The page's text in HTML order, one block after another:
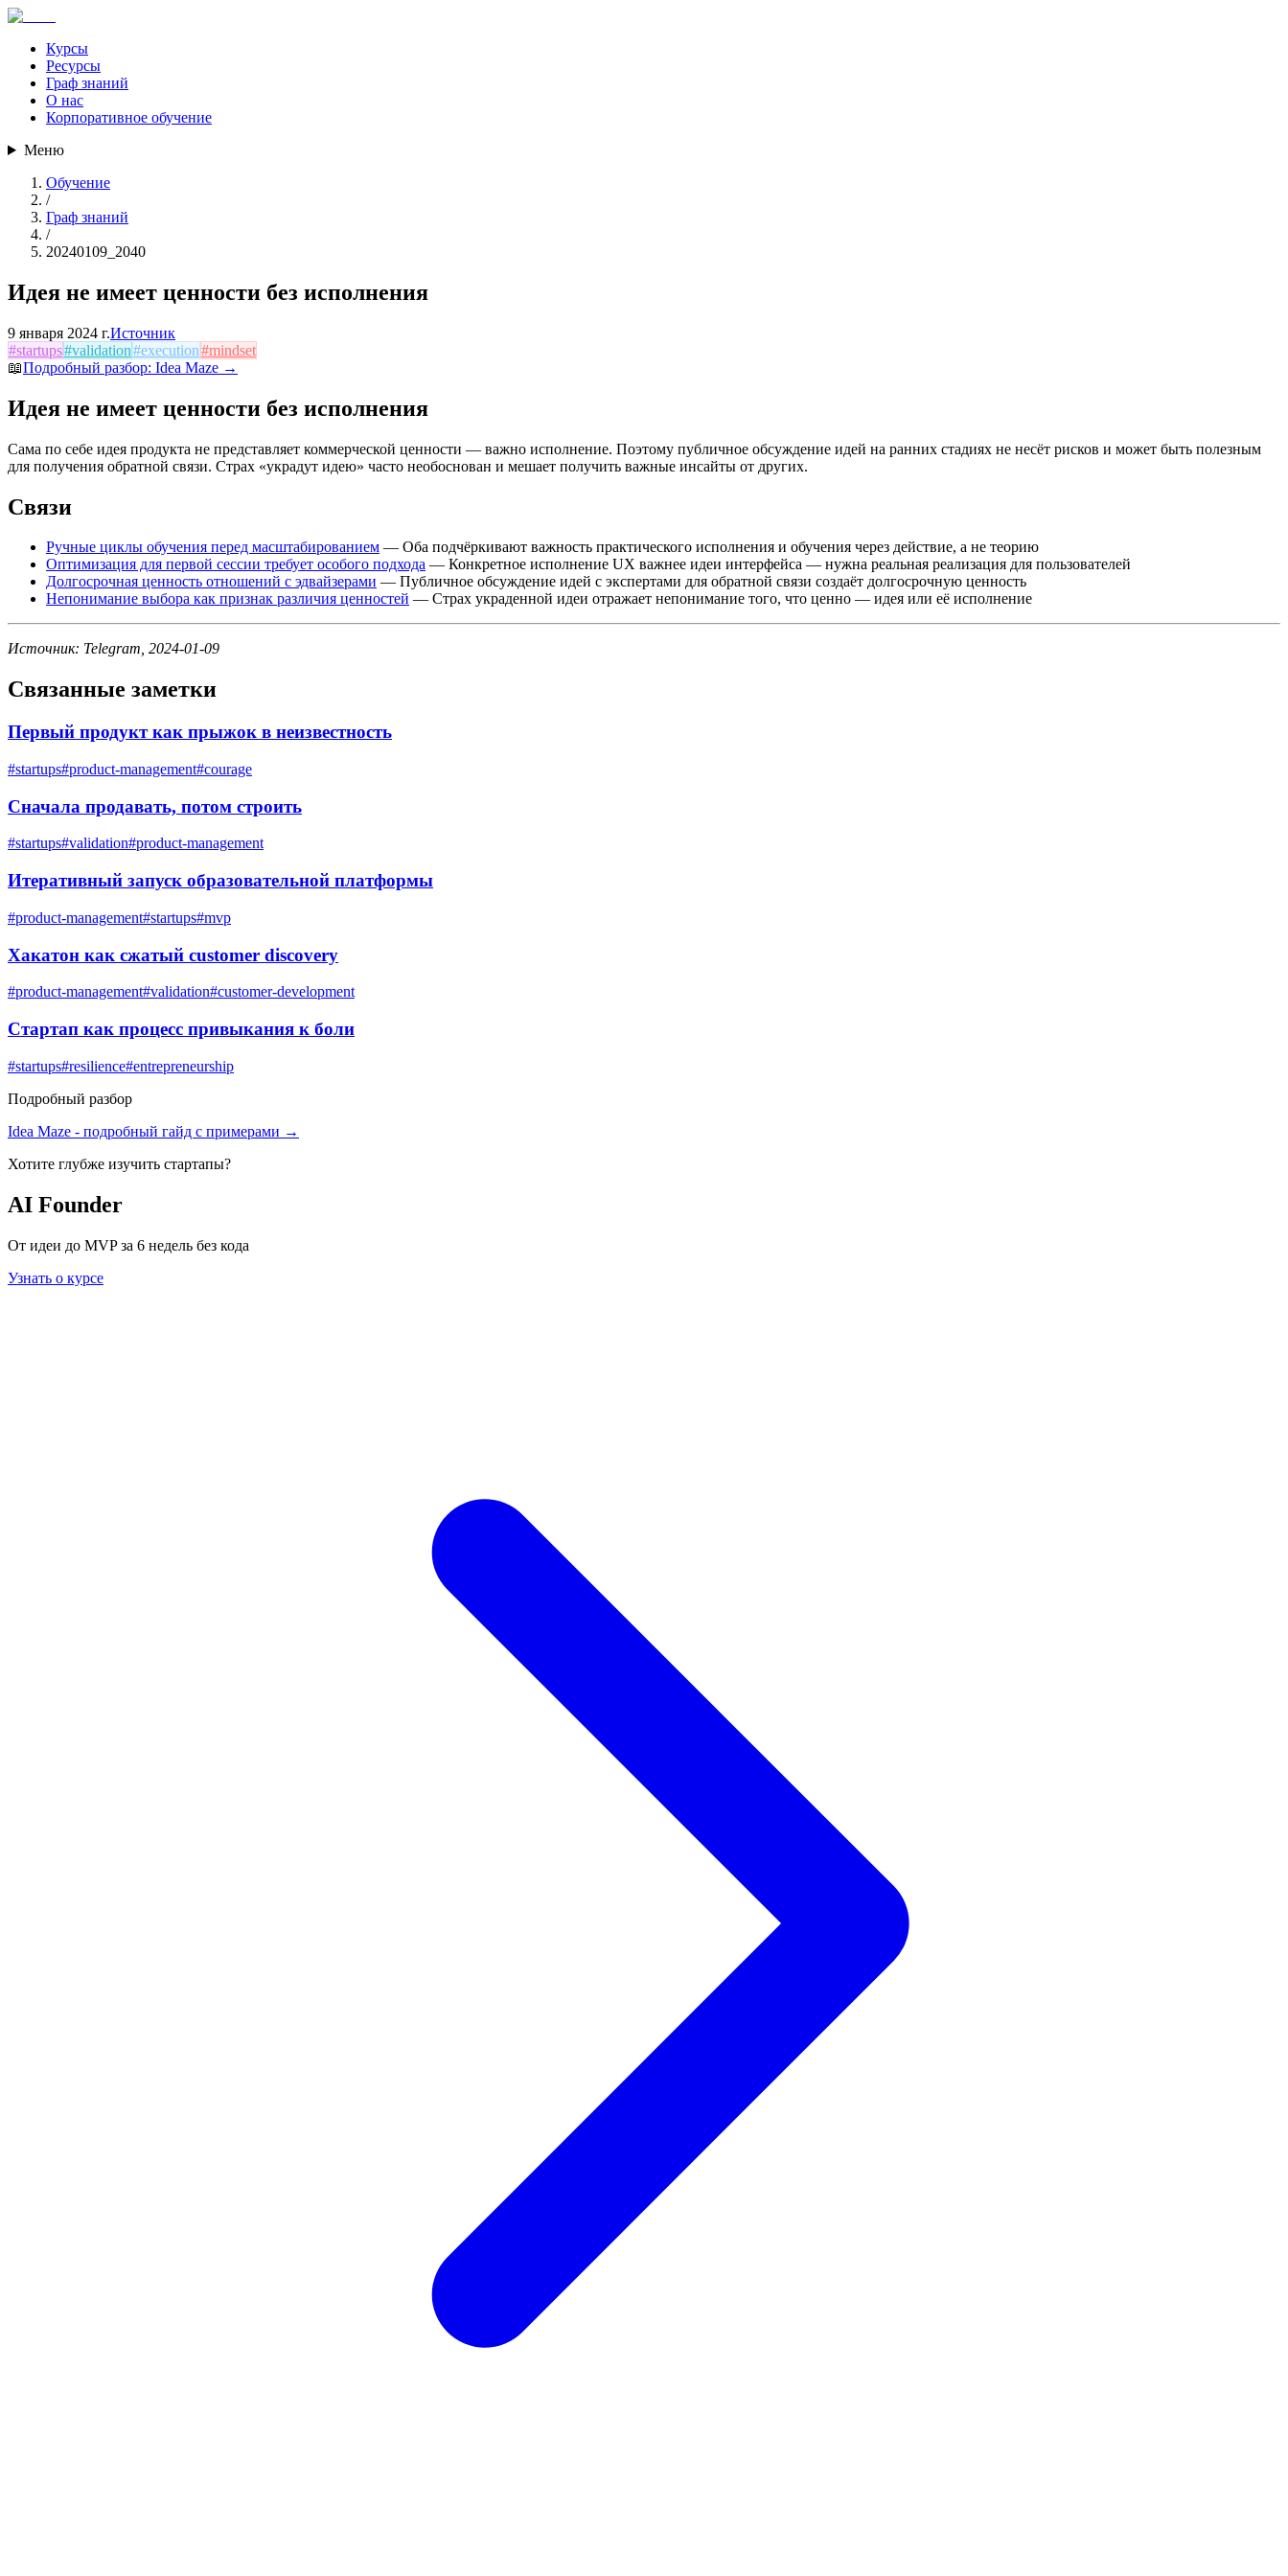
Курсы
Ресурсы
Граф знаний
О нас
Корпоративное обучение
Меню
Обучение
/
Граф знаний
/
20240109_2040
Идея не имеет ценности без исполнения
9 января 2024 г.Источник
#startups#validation#execution#mindset
📖Подробный разбор: Idea Maze →
Идея не имеет ценности без исполнения
Сама по себе идея продукта не представляет коммерческой ценности — важно исполнение. Поэтому публичное обсуждение идей на ранних стадиях не несёт рисков и может быть полезным
для получения обратной связи. Страх «украдут идею» часто необоснован и мешает получить важные инсайты от других.
Связи
Ручные циклы обучения перед масштабированием — Оба подчёркивают важность практического исполнения и обучения через действие, а не теорию
Оптимизация для первой сессии требует особого подхода — Конкретное исполнение UX важнее идеи интерфейса — нужна реальная реализация для пользователей
Долгосрочная ценность отношений с эдвайзерами — Публичное обсуждение идей с экспертами для обратной связи создаёт долгосрочную ценность
Непонимание выбора как признак различия ценностей — Страх украденной идеи отражает непонимание того, что ценно — идея или её исполнение
Источник: Telegram, 2024-01-09
Связанные заметки
Первый продукт как прыжок в неизвестность
#startups#product-management#courage
Сначала продавать, потом строить
#startups#validation#product-management
Итеративный запуск образовательной платформы
#product-management#startups#mvp
Хакатон как сжатый customer discovery
#product-management#validation#customer-development
Стартап как процесс привыкания к боли
#startups#resilience#entrepreneurship
Подробный разбор
Idea Maze - подробный гайд с примерами →
Хотите глубже изучить стартапы?
AI Founder
От идеи до MVP за 6 недель без кода
Узнать о курсе